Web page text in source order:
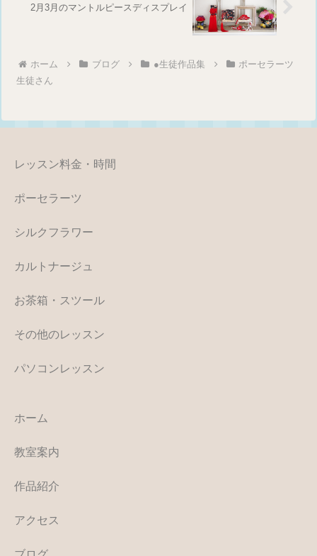
2月3月のマントルピースディスプレイ
ホーム ブログ ●生徒作品集
ポーセラーツ
生徒さん
レッスン料金・時間
ポーセラーツ
シルクフラワー
カルトナージュ
お茶箱・スツール
その他のレッスン
パソコンレッスン
ホーム
教室案内
作品紹介
アクセス